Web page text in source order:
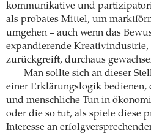
kommunikative und
als probates Mittel, um
umgehen – auch wenn das
expandierende
zurückgreift, durchaus
Man sollte sich an dieser
einer Erklärungslogik bedienen,
und menschliche Tun in
oder die so tut, als spiele diese
Interesse an